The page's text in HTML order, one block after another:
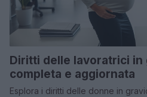
Diritti delle lavoratrici in
completa e aggiornata
Esplora i diritti delle donne in